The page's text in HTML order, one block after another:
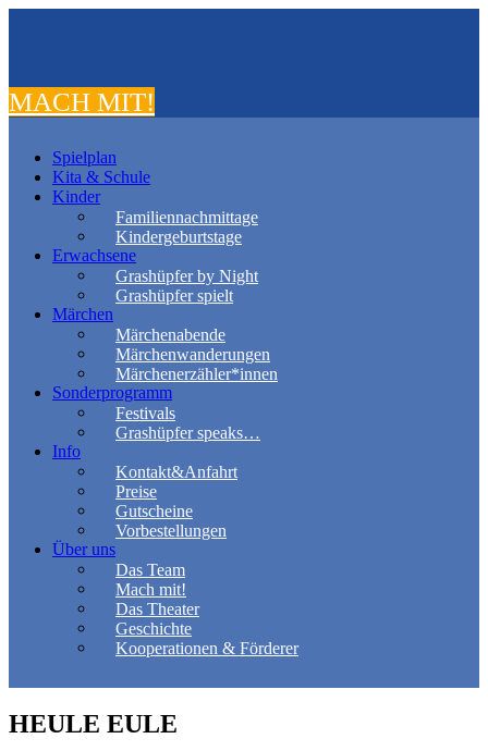
MACH MIT!
Spielplan
Kita & Schule
Kinder
Familiennachmittage
Kindergeburtstage
Erwachsene
Grashüpfer by Night
Grashüpfer spielt
Märchen
Märchenabende
Märchenwanderungen
Märchenerzähler*innen
Sonderprogramm
Festivals
Grashüpfer speaks…
Info
Kontakt&Anfahrt
Preise
Gutscheine
Vorbestellungen
Über uns
Das Team
Mach mit!
Das Theater
Geschichte
Kooperationen & Förderer
HEULE EULE